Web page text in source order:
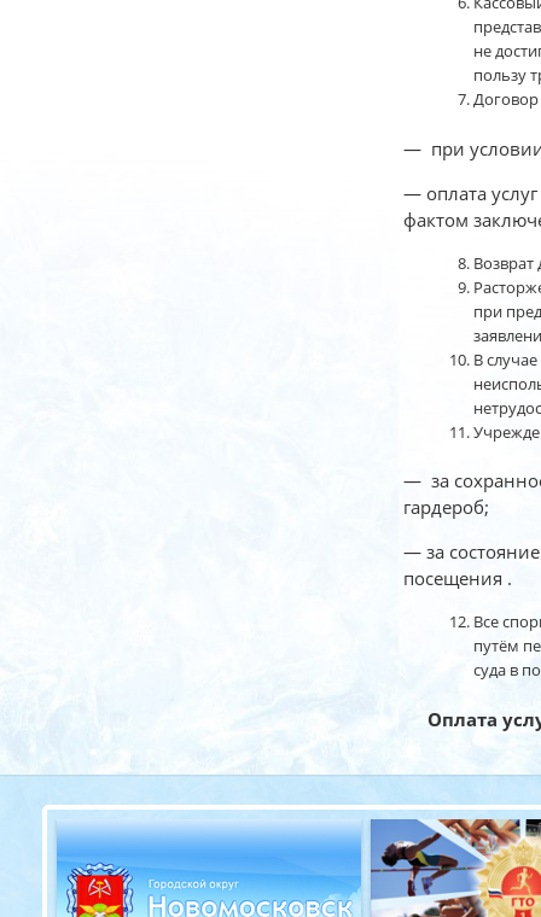
не
пользу
Договор
— при условии
— оплата
фактом
Возврат
при
В
— за
гардероб;
— за
посещения .
Все
путём
суда в
Оплата